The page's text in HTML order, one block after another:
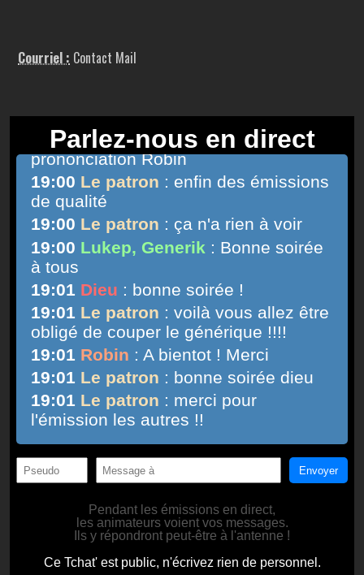
Courriel : Contact Mail